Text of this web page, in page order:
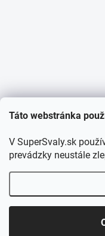
Táto webstránka
V SuperSvaly.sk
prevádzky neustále